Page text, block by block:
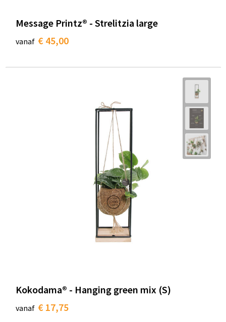
Message Printz® - Strelitzia large
vanaf € 45,00
Kokodama® - Hanging green mix (S)
vanaf € 17,75